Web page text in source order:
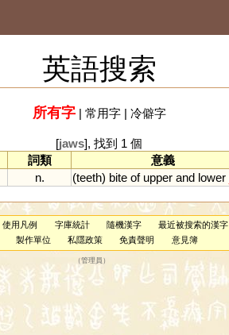
英語搜索
所有字| 常用字| 冷僻字
[jaws], 找到 1 個
詞類
意義
n. (teeth) bite of upper and lower
使用凡例 字庫統計 隨機漢字
最近被搜索的漢字
製作單位 私隱政策 免責聲明 意見簿
（管理員 ）